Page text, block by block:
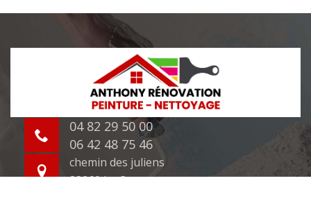
04 82 29 50 00
06 42 48 75 46
chemin des juliens
83260 La Crau